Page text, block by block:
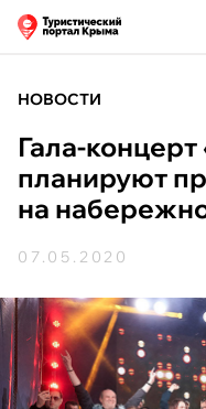
НОВОСТИ
Гала-
планируют
на
07.05.2020